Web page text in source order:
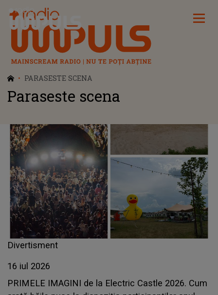
Radio Impuls
PARASESTE SCENA
Paraseste scena
Divertisment
16 iul 2026
PRIMELE IMAGINI de la Electric Castle 2026. Cum